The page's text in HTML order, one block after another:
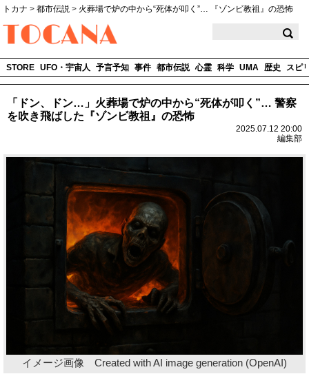
トカナ > 都市伝説 > 火葬場で炉の中から“死体が叩く”… 『ゾンビ教祖』の恐怖
STORE UFO・宇宙人 予言予知 事件 都市伝説 心霊 科学 UMA 歴史 スピ
「ドン、ドン…」火葬場で炉の中から“死体が叩く”… 警察
を吹き飛ばした『ゾンビ教祖』の恐怖
2025.07.12 20:00
編集部
イメージ画像 Created with AI image generation (OpenAI)